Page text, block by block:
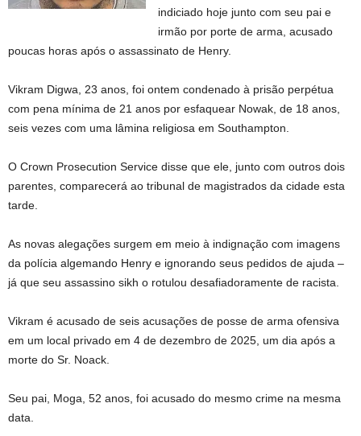
indiciado hoje junto com seu pai e
irmão por porte de arma, acusado
poucas horas após o assassinato de Henry.
Vikram Digwa, 23 anos, foi ontem condenado à prisão perpétua
com pena mínima de 21 anos por esfaquear Nowak, de 18 anos,
seis vezes com uma lâmina religiosa em Southampton.
O Crown Prosecution Service disse que ele, junto com outros dois
parentes, comparecerá ao tribunal de magistrados da cidade esta
tarde.
As novas alegações surgem em meio à indignação com imagens
da polícia algemando Henry e ignorando seus pedidos de ajuda –
já que seu assassino sikh o rotulou desafiadoramente de racista.
Vikram é acusado de seis acusações de posse de arma ofensiva
em um local privado em 4 de dezembro de 2025, um dia após a
morte do Sr. Noack.
Seu pai, Moga, 52 anos, foi acusado do mesmo crime na mesma
data.